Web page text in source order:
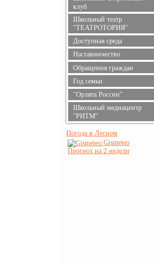
клуб
Школьный театр
"ТЕАТРОТОРИЯ"
Доступная среда
Наставничество
Обращения граждан
Год семьи
"Орлята России"
Школьный медиацентр
"РИТМ"
Погода в Лесном
Gismeteo
Прогноз на 2 недели